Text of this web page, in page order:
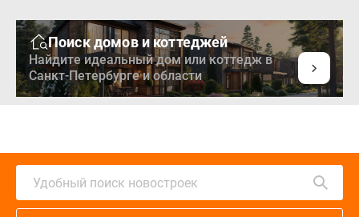
Поиск домов и коттеджей
Найдите идеальный дом или коттедж в
Санкт-Петербурге и области
Удобный поиск новостроек